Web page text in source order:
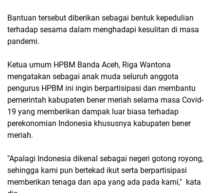
Bantuan tersebut diberikan sebagai bentuk kepedulian
terhadap sesama dalam menghadapi kesulitan di masa
pandemi.
Ketua umum HPBM Banda Aceh, Riga Wantona
mengatakan sebagai anak muda seluruh anggota
pengurus HPBM ini ingin berpartisipasi dan membantu
pemerintah kabupaten bener meriah selama masa Covid-
19 yang memberikan dampak luar biasa terhadap
perekonomian Indonesia khususnya kabupaten bener
meriah.
"Apalagi Indonesia dikenal sebagai negeri gotong royong,
sehingga kami pun bertekad ikut serta berpartisipasi
memberikan tenaga dan apa yang ada pada kami," kata